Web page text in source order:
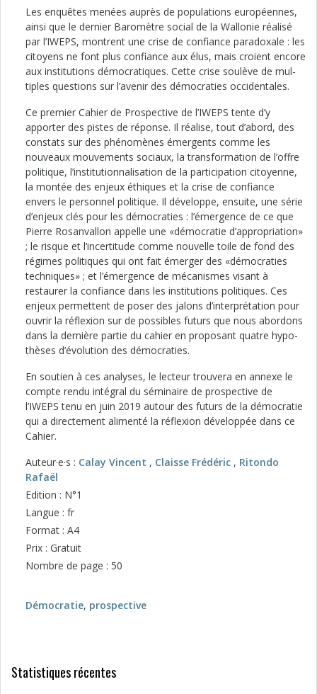
Les enquêtes menées auprès de popu­lations européennes,
ainsi que le der­nier Baromètre social de la Wallonie réalisé
par l’IWEPS, montrent une crise de confiance paradoxale : les
citoyens ne font plus confiance aux élus, mais croient encore
aux institutions démo­cratiques. Cette crise soulève de mul­
tiples questions sur l’avenir des démo­craties occidentales.
Ce premier Cahier de Prospective de l’IWEPS tente d’y
apporter des pistes de réponse. Il réalise, tout d’abord, des
constats sur des phénomènes émer­gents comme les
nouveaux mouve­ments sociaux, la transformation de l’offre
politique, l’institutionnalisation de la participation citoyenne,
la montée des enjeux éthiques et la crise de confiance
envers le personnel poli­tique. Il développe, ensuite, une sé­rie
d’enjeux clés pour les démocra­ties : l’émergence de ce que
Pierre Rosanvallon appelle une «démocra­tie d’appropriation»
; le risque et l’in­certitude comme nouvelle toile de fond des
régimes politiques qui ont fait émerger des «démocraties
tech­niques» ; et l’émergence de méca­nismes visant à
restaurer la confiance dans les institutions politiques. Ces
enjeux permettent de poser des ja­lons d’interprétation pour
ouvrir la réflexion sur de possibles futurs que nous abordons
dans la dernière partie du cahier en proposant quatre hypo­
thèses d’évolution des démocraties.
En soutien à ces analyses, le lecteur trouvera en annexe le
compte rendu intégral du séminaire de prospective de
l’IWEPS tenu en juin 2019 autour des futurs de la démocratie
qui a di­rectement alimenté la réflexion déve­loppée dans ce
Cahier.
Auteur·e·s : Calay Vincent , Claisse Frédéric , Ritondo
Rafaël
Edition : N°1
Langue : fr
Format : A4
Prix : Gratuit
Nombre de page : 50
Démocratie, prospective
Statistiques récentes